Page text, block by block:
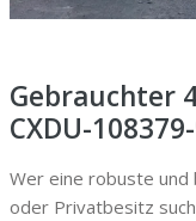
Gebrauchter
CXDU-
Wer eine robuste
oder Privatbesitz